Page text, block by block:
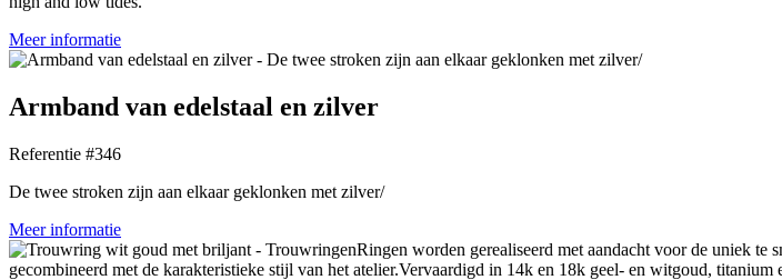
Meer informatie
Armband van edelstaal en zilver
Referentie #346
De twee stroken zijn aan elkaar geklonken met zilver/
Meer informatie